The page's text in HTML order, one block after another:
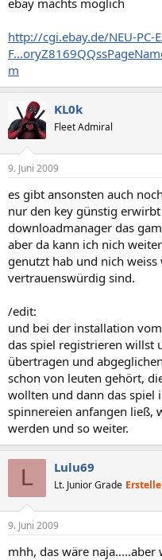
ebay machts möglich
http://cgi.ebay.de/NEU-PC-
m
KL0k
Fleet Admiral
9. Juni 2009
es gibt ansonsten auch
nur den key günstig
downloadmanager das
aber da kann ich nich
genutzt hab und nich weiss
vertrauenswürdig sind.
/edit:
und bei der installation
das spiel registrieren willst
übertragen und
schon von leuten gehört,
wollten und dann das spiel
spinnereien anfangen ließ,
werden und so weiter.
L Lulu69
Lt. Junior Grade
9. Juni 2009
mhh, das wäre